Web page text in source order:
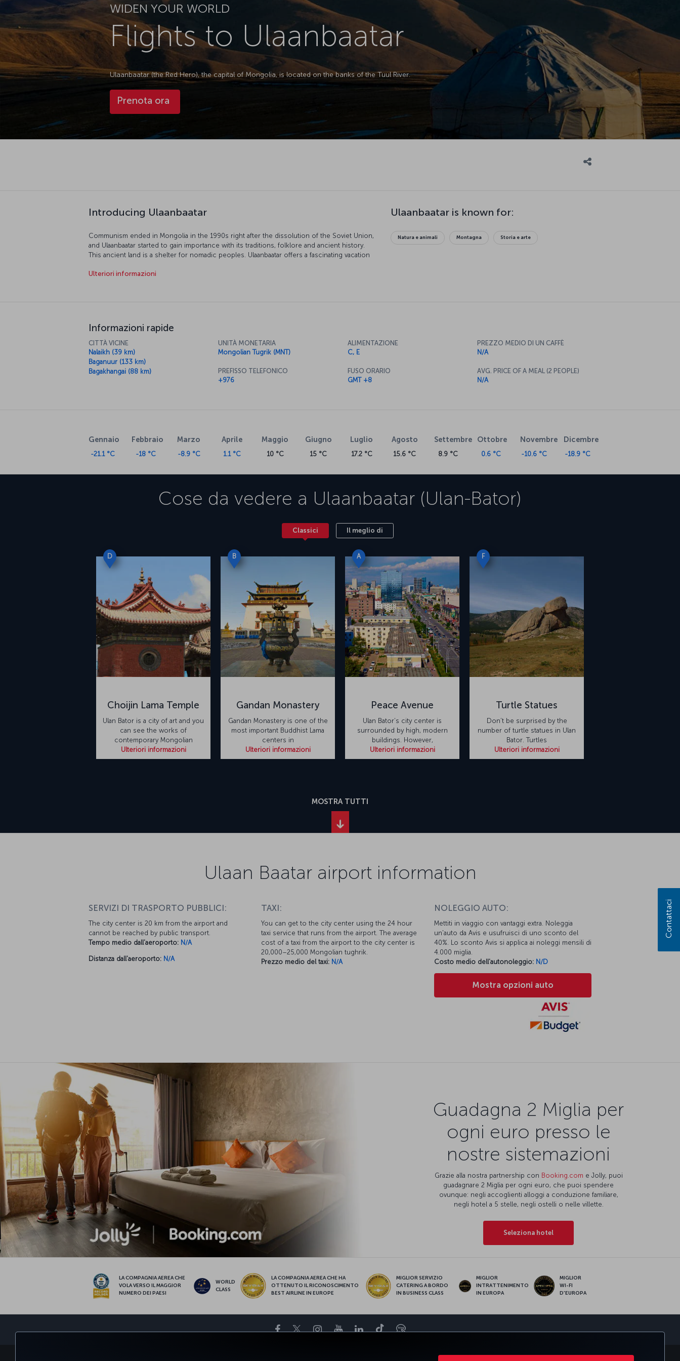
WIDEN YOUR WORLD
Flights to Ulaanbaatar
Ulaanbaatar (the Red Hero), the capital of Mongolia, is located on the banks of the Tuul River.
Prenota ora
Introducing Ulaanbaatar
Communism ended in Mongolia in the 1990s right after the dissolution of the Soviet Union,
and Ulaanbaatar started to gain importance with its traditions, folklore and ancient history.
This ancient land is a shelter for nomadic peoples. Ulaanbaatar offers a fascinating vacation
Ulteriori informazioni
Ulaanbaatar is known for:
Natura e animali Montagna Storia e arte
Informazioni rapide
CITTÀ VICINE
Nalaikh (39 km)
Baganuur (133 km)
Bagakhangai (88 km)
UNITÀ MONETARIA
Mongolian Tugrik (MNT)
PREFISSO TELEFONICO
+976
ALIMENTAZIONE
C, E
FUSO ORARIO
GMT +8
PREZZO MEDIO DI UN CAFFÈ
N/A
AVG. PRICE OF A MEAL (2 PEOPLE)
N/A
Gennaio
-21.1 °C
Febbraio
-18 °C
Marzo
-8.9 °C
Aprile
1.1 °C
Maggio
10 °C
Giugno
15 °C
Luglio
17.2 °C
Agosto
15.6 °C
Settembre
8.9 °C
Ottobre
0.6 °C
Novembre
-10.6 °C
Dicembre
-18.9 °C
Cose da vedere a Ulaanbaatar (Ulan-Bator)
Classici Il meglio di
D
Choijin Lama Temple
Ulan Bator is a city of art and you
can see the works of
contemporary Mongolian
Ulteriori informazioni
B
Gandan Monastery
Gandan Monastery is one of the
most important Buddhist Lama
centers in
Ulteriori informazioni
A
Peace Avenue
Ulan Bator’s city center is
surrounded by high, modern
buildings. However,
Ulteriori informazioni
F
Turtle Statues
Don’t be surprised by the
number of turtle statues in Ulan
Bator. Turtles
Ulteriori informazioni
MOSTRA TUTTI
Ulaan Baatar airport information
SERVIZI DI TRASPORTO PUBBLICI:
The city center is 20 km from the airport and
cannot be reached by public transport.
Tempo medio dall'aeroporto: N/A
Distanza dall'aeroporto: N/A
TAXI:
You can get to the city center using the 24 hour
taxi service that runs from the airport. The average
cost of a taxi from the airport to the city center is
20,000–25,000 Mongolian tughrik.
Prezzo medio del taxi: N/A
NOLEGGIO AUTO:
Mettiti in viaggio con vantaggi extra. Noleggia
un'auto da Avis e usufruisci di uno sconto del
40%. Lo sconto Avis si applica ai noleggi mensili di
4.000 miglia.
Costo medio dell'autonoleggio: N/D
Mostra opzioni auto
Guadagna 2 Miglia per
ogni euro presso le
nostre sistemazioni
Grazie alla nostra partnership con Booking.com e Jolly, puoi
guadagnare 2 Miglia per ogni euro, che puoi spendere
ovunque: negli accoglienti alloggi a conduzione familiare,
negli hotel a 5 stelle, negli ostelli o nelle villette.
Seleziona hotel
LA COMPAGNIA AEREA CHE
VOLA VERSO IL MAGGIOR
NUMERO DEI PAESI
WORLD
CLASS
LA COMPAGNIA AEREA CHE HA
OTTENUTO IL RICONOSCIMENTO
BEST AIRLINE IN EUROPE
MIGLIOR SERVIZIO
CATERING A BORDO
IN BUSINESS CLASS
MIGLIOR
INTRATTENIMENTO
IN EUROPA
MIGLIOR
WI-FI
D'EUROPA
Facebook
TwitterInstagram
YouTubeLinkedIn
TikTokBlog
Contattaci